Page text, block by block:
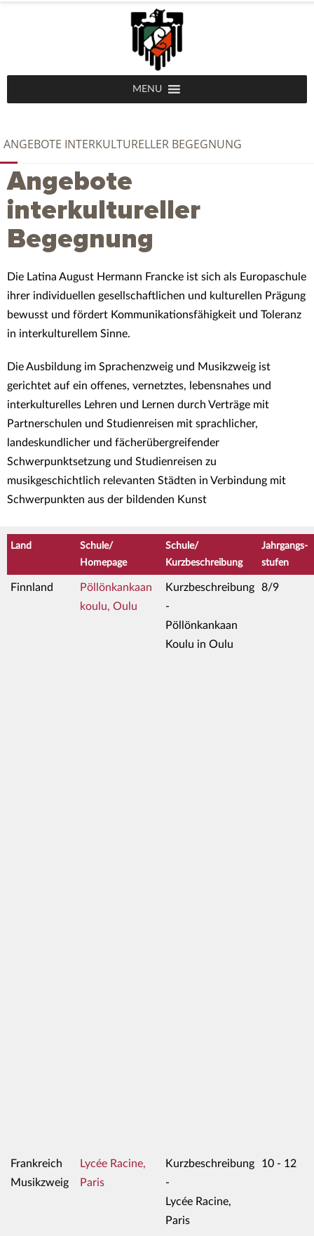
MENU
ANGEBOTE INTERKULTURELLER BEGEGNUNG
Angebote
interkultureller
Begegnung
Die Latina August Hermann Francke ist sich als Europaschule
ihrer individuellen gesellschaftlichen und kulturellen Prägung
bewusst und fördert Kommunikationsfähigkeit und Toleranz
in interkulturellem Sinne.
Die Ausbildung im Sprachenzweig und Musikzweig ist
gerichtet auf ein offenes, vernetztes, lebensnahes und
interkulturelles Lehren und Lernen durch Verträge mit
Partnerschulen und Studienreisen mit sprachlicher,
landeskundlicher und fächerübergreifender
Schwerpunktsetzung und Studienreisen zu
musikgeschichtlich relevanten Städten in Verbindung mit
Schwerpunkten aus der bildenden Kunst
Land
Schule/
Homepage
Schule/
Kurzbeschreibung
Jahrgangs-
stufen
Finnland
Pöllönkankaan
koulu, Oulu
Kurzbeschreibung
-
Pöllönkankaan
Koulu in Oulu
8/9
Frankreich
Musikzweig
Lycée Racine,
Paris
Kurzbeschreibung
-
Lycée Racine,
Paris
10 - 12